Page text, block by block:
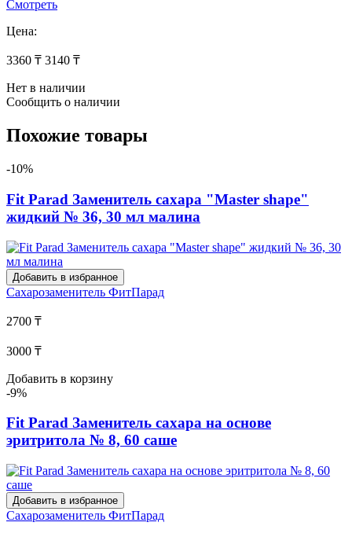
Смотреть
Цена:
3360 ₸ 3140 ₸
Нет в наличии
Сообщить о наличии
Похожие товары
-10%
Fit Parad Заменитель сахара "Master shape"
жидкий № 36, 30 мл малина
Добавить в избранное
Сахарозаменитель ФитПарад
2700 ₸
3000 ₸
Добавить в корзину
-9%
Fit Parad Заменитель сахара на основе
эритритола № 8, 60 саше
Добавить в избранное
Сахарозаменитель ФитПарад